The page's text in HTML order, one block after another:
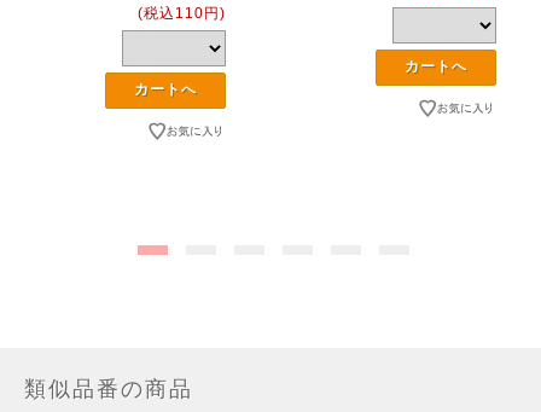
(税込110円)
類似品番の商品